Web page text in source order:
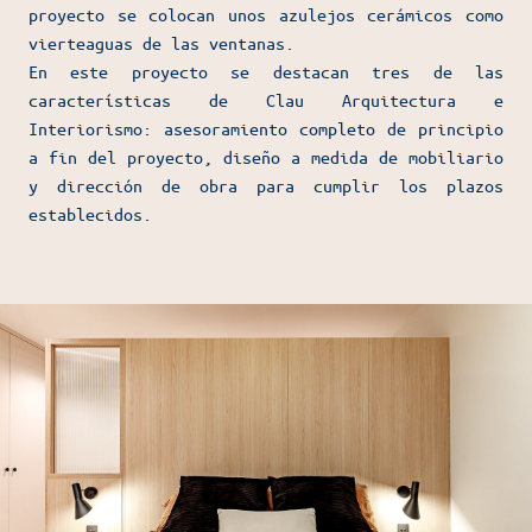
proyecto se colocan unos azulejos cerámicos como
vierteaguas de las ventanas.
En este proyecto se destacan tres de las
características de Clau Arquitectura e
Interiorismo: asesoramiento completo de principio
a fin del proyecto, diseño a medida de mobiliario
y dirección de obra para cumplir los plazos
establecidos.